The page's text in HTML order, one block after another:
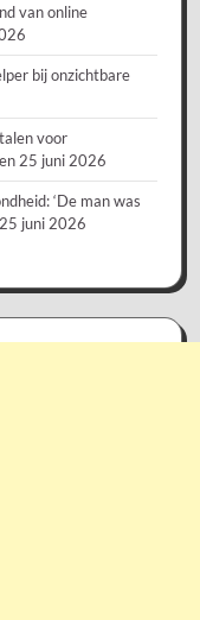
van online
bij onzichtbare
voor
25 juni 2026
‘De man was
25 juni 2026